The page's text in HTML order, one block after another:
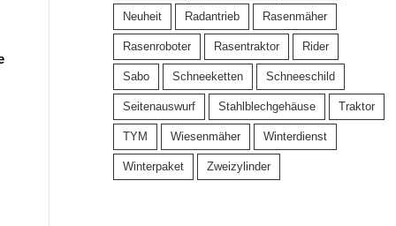
Neuheit Radantrieb Rasenmäher
Rasenroboter Rasentraktor Rider
Sabo Schneeketten Schneeschild
Seitenauswurf Stahlblechgehäuse Traktor
TYM Wiesenmäher Winterdienst
Winterpaket Zweizylinder